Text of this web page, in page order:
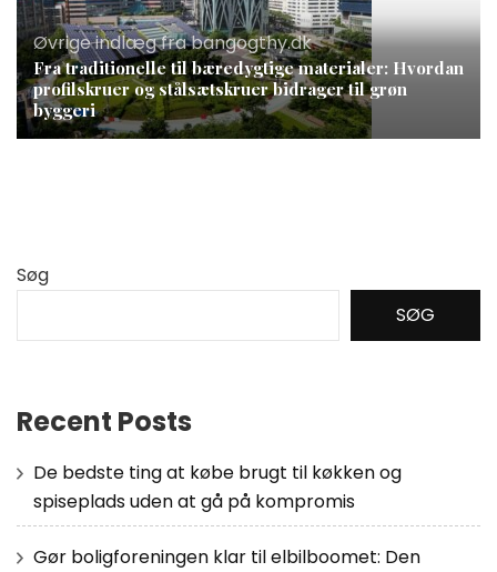
Øvrige indlæg fra bangogthy.dk
Fra traditionelle til bæredygtige materialer: Hvordan
profilskruer og stålsætskruer bidrager til grøn
byggeri
Søg
SØG
Recent Posts
De bedste ting at købe brugt til køkken og
spiseplads uden at gå på kompromis
Gør boligforeningen klar til elbilboomet: Den